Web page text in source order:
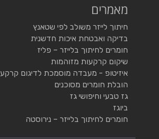
מאמרים
חיתוך לייזר משולב לפי שטאנץ
בדיקה ואבטחת איכות חדשנית
חומרים לחיתוך בלייזר – פליז
שיקום קרקעות מזוהמות
איזיטופ - מעבדה מוסמכת לדיגום קרקע
הובלת חומרים מסוכנים
גז טבעי וחיפושי גז
ביוגז
חומרים לחיתוך בלייזר – נירוסטה